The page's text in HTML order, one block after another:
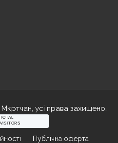
усі права захищено.
TOTAL
VISITORS
Публічна оферта